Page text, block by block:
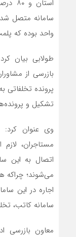
واحد بوده که
تشکیل و
وی عنوان کرد:
مستاجران،
اتصال به این
می‌‌شوند؛ چراکه
اجاره در این
سامانه کاتب،
معاون بازرسی